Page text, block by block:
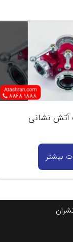
آتش نشانی
بیشتر